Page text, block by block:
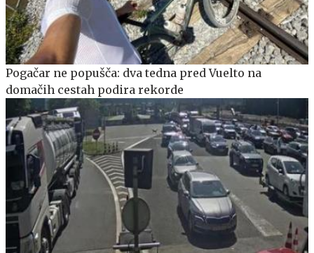
Pogačar ne popušča: dva tedna pred Vuelto na
domačih cestah podira rekorde